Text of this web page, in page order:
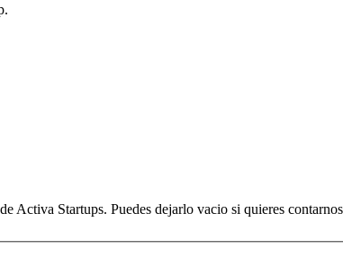
Activa Startups. Puedes dejarlo vacio si quieres